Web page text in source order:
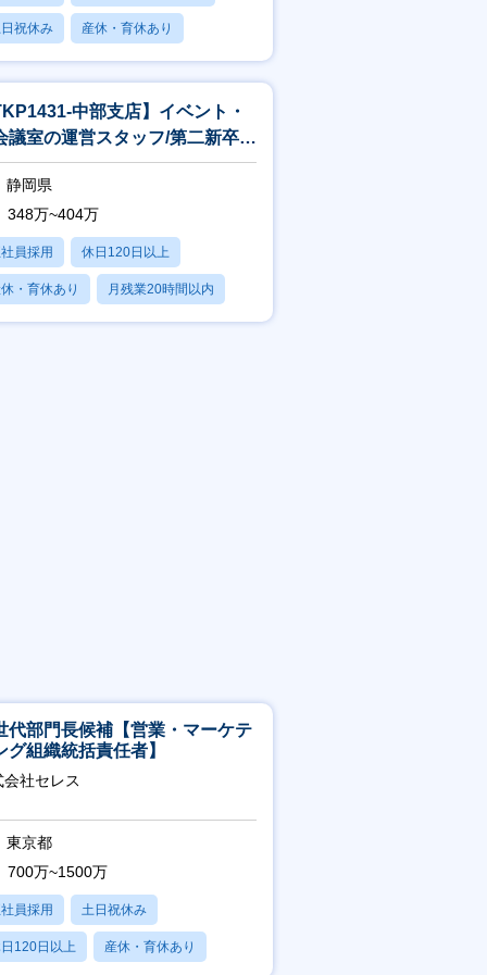
祝休み 産休・育休あり
業20時間以内
中部支店】イベント・
議室の運営スタッフ/第二新卒歓
/自分で動けるイベント運
静岡県
348万~404万
員採用 休日120日以上
・育休あり 月残業20時間以内
あり
代部門長候補【営業・マーケテ
グ組織統括責任者】
会社セレス
東京都
700万~1500万
員採用 土日祝休み
120日以上 産休・育休あり